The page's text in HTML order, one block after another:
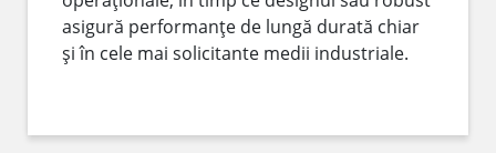
asigură performanțe de lungă durată chiar
și în cele mai solicitante medii industriale.